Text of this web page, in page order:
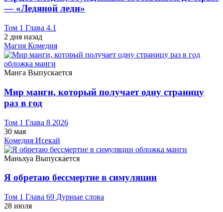
— «Ледяной леди»
Том 1 Глава 4.1
2 дня назад
Магия Комедия
Манга Выпускается
Мир манги, который получает одну страницу
раз в год
Том 1 Глава 8 2026
30 мая
Комедия Исекай
Маньхуа Выпускается
Я обретаю бессмертие в симуляции
Том 1 Глава 69 Дурные слова
28 июля